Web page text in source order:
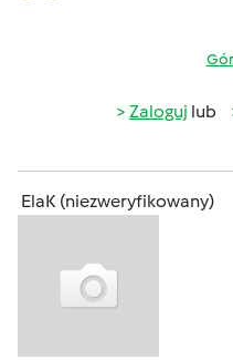
Zaloguj lub
ElaK (niezweryfikowany)